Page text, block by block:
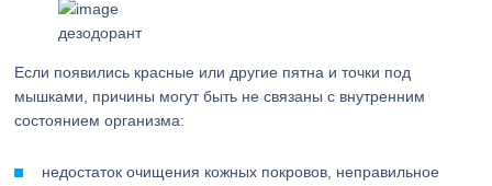
дезодорант
Если появились красные или другие пятна и точки под
мышками, причины могут быть не связаны с внутренним
состоянием организма:
недостаток очищения кожных покровов, неправильное